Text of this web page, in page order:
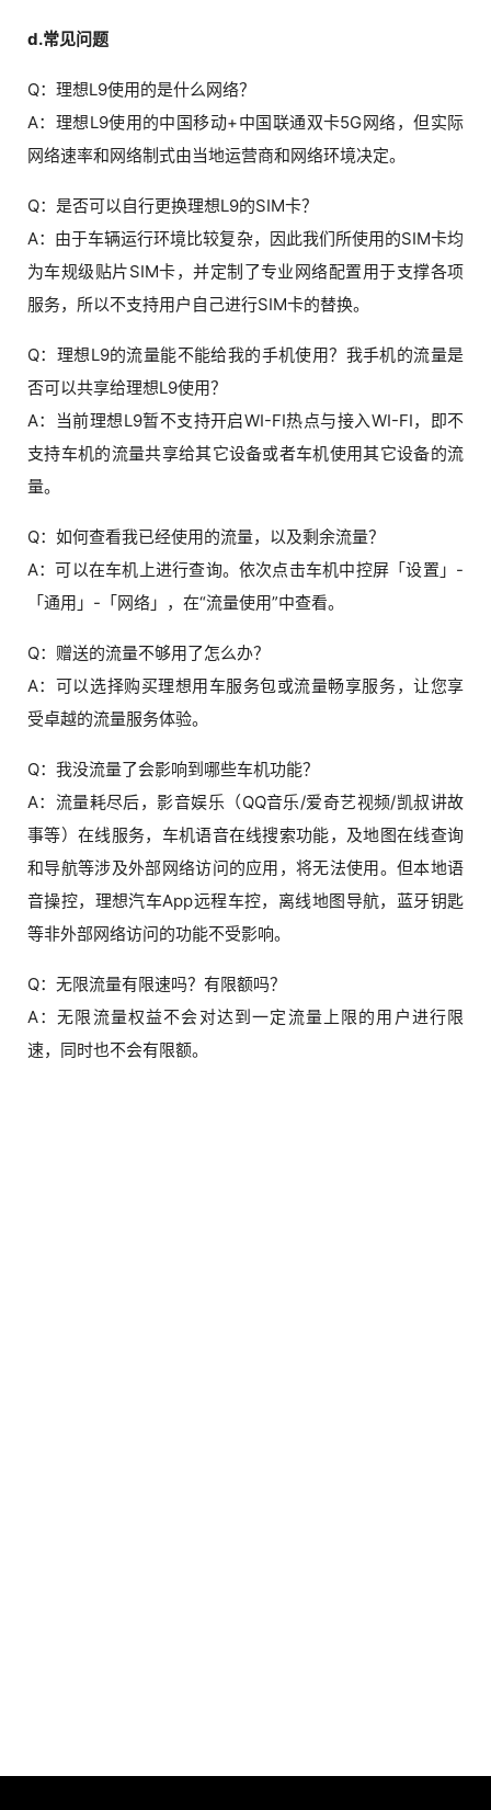
d.常见问题
Q：理想L9使用的是什么网络？
A：理想L9使用的中国移动+中国联通双卡5G网络，但实际
网络速率和网络制式由当地运营商和网络环境决定。
Q：是否可以自行更换理想L9的SIM卡？
A：由于车辆运行环境比较复杂，因此我们所使用的SIM卡均
为车规级贴片SIM卡，并定制了专业网络配置用于支撑各项
服务，所以不支持用户自己进行SIM卡的替换。
Q：理想L9的流量能不能给我的手机使用？我手机的流量是
否可以共享给理想L9使用？
A：当前理想L9暂不支持开启WI-FI热点与接入WI-FI，即不
支持车机的流量共享给其它设备或者车机使用其它设备的流
量。
Q：如何查看我已经使用的流量，以及剩余流量？
A：可以在车机上进行查询。依次点击车机中控屏「设置」-
「通用」-「网络」，在“流量使用”中查看。
Q：赠送的流量不够用了怎么办？
A：可以选择购买理想用车服务包或流量畅享服务，让您享
受卓越的流量服务体验。
Q：我没流量了会影响到哪些车机功能？
A：流量耗尽后，影音娱乐（QQ音乐/爱奇艺视频/凯叔讲故
事等）在线服务，车机语音在线搜索功能，及地图在线查询
和导航等涉及外部网络访问的应用，将无法使用。但本地语
音操控，理想汽车App远程车控，离线地图导航，蓝牙钥匙
等非外部网络访问的功能不受影响。
Q：无限流量有限速吗？有限额吗？
A：无限流量权益不会对达到一定流量上限的用户进行限
速，同时也不会有限额。